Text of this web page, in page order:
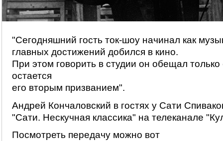
"Сегодняшний гость ток-шоу начинал как
главных достижений добился в кино.
При этом говорить в студии он обещал
остается
его вторым призванием".
Андрей Кончаловский в гостях у Сати
"Сати. Нескучная классика" на телеканале
Посмотреть передачу можно вот